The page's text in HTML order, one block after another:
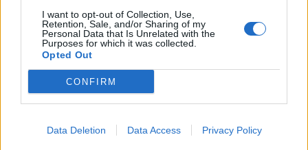
I want to opt-out of Collection, Use,
Retention, Sale, and/or Sharing of my
Personal Data that Is Unrelated with the
Purposes for which it was collected.
Opted Out
CONFIRM
Data Deletion Data Access Privacy Policy
στο Google News
Newsroom